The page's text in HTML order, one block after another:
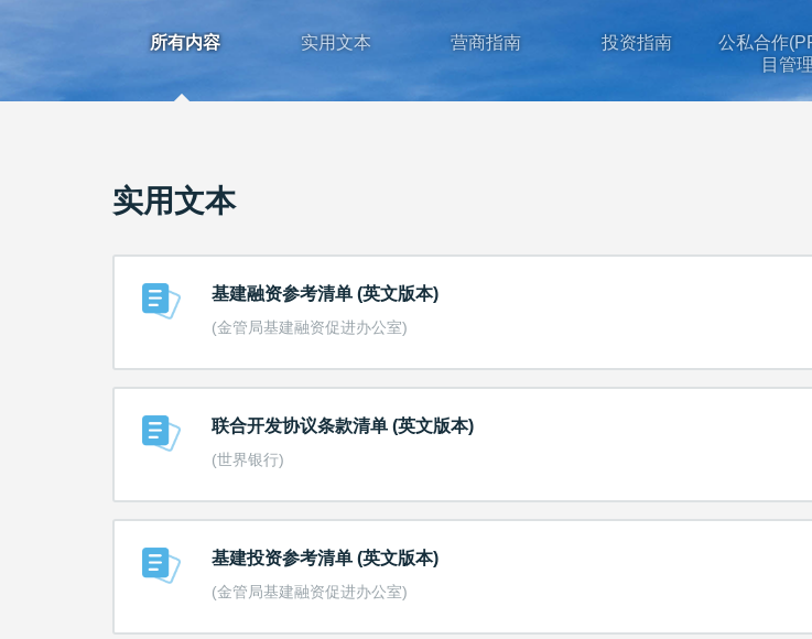
所有内容 实用文本 营商指南 投资指南
公私合作
目管理
实用文本
基建融资参考清单 (英文版本)
(金管局基建融资促进办公室)
联合开发协议条款清单 (英文版本)
(世界银行)
基建投资参考清单 (英文版本)
(金管局基建融资促进办公室)